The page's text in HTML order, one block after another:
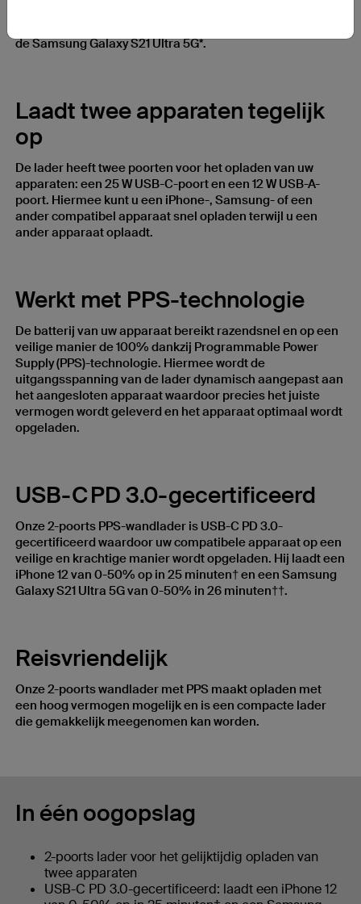
de Samsung Galaxy S21 Ultra 5G*.
Laadt twee apparaten tegelijk
op
De lader heeft twee poorten voor het opladen van uw
apparaten: een 25 W USB-C-poort en een 12 W USB-A-
poort. Hiermee kunt u een iPhone-, Samsung- of een
ander compatibel apparaat snel opladen terwijl u een
ander apparaat oplaadt.
Werkt met PPS-technologie
De batterij van uw apparaat bereikt razendsnel en op een
veilige manier de 100% dankzij Programmable Power
Supply (PPS)-technologie. Hiermee wordt de
uitgangsspanning van de lader dynamisch aangepast aan
het aangesloten apparaat waardoor precies het juiste
vermogen wordt geleverd en het apparaat optimaal wordt
opgeladen.
USB-C PD 3.0-gecertificeerd
Onze 2-poorts PPS-wandlader is USB-C PD 3.0-
gecertificeerd waardoor uw compatibele apparaat op een
veilige en krachtige manier wordt opgeladen. Hij laadt een
iPhone 12 van 0-50% op in 25 minuten† en een Samsung
Galaxy S21 Ultra 5G van 0-50% in 26 minuten††.
Reisvriendelijk
Onze 2-poorts wandlader met PPS maakt opladen met
een hoog vermogen mogelijk en is een compacte lader
die gemakkelijk meegenomen kan worden.
In één oogopslag
2-poorts lader voor het gelijktijdig opladen van
twee apparaten
USB-C PD 3.0-gecertificeerd: laadt een iPhone 12